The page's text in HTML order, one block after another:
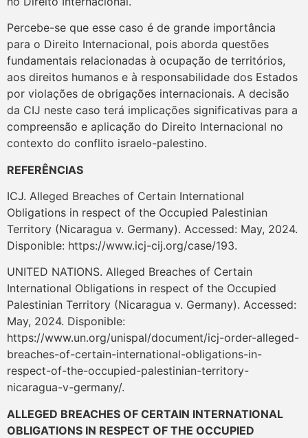
Percebe-se que esse caso é de grande importância
para o Direito Internacional, pois aborda questões
fundamentais relacionadas à ocupação de territórios,
aos direitos humanos e à responsabilidade dos Estados
por violações de obrigações internacionais. A decisão
da CIJ neste caso terá implicações significativas para a
compreensão e aplicação do Direito Internacional no
contexto do conflito israelo-palestino.
REFERÊNCIAS
ICJ. Alleged Breaches of Certain International
Obligations in respect of the Occupied Palestinian
Territory (Nicaragua v. Germany). Accessed: May, 2024.
Disponible: https://www.icj-cij.org/case/193.
UNITED NATIONS. Alleged Breaches of Certain
International Obligations in respect of the Occupied
Palestinian Territory (Nicaragua v. Germany). Accessed:
May, 2024. Disponible:
https://www.un.org/unispal/document/icj-order-alleged-
breaches-of-certain-international-obligations-in-
respect-of-the-occupied-palestinian-territory-
nicaragua-v-germany/.
ALLEGED BREACHES OF CERTAIN INTERNATIONAL
OBLIGATIONS IN RESPECT OF THE OCCUPIED